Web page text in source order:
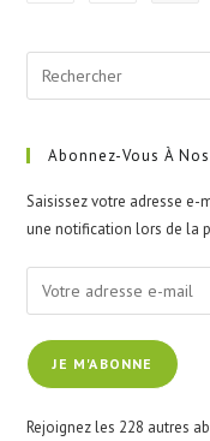
Abonnez-Vous À
Saisissez votre adresse
une notification lors de la
Votre
adresse
e-
mailJE M'ABONNE
Rejoignez les 228 autres